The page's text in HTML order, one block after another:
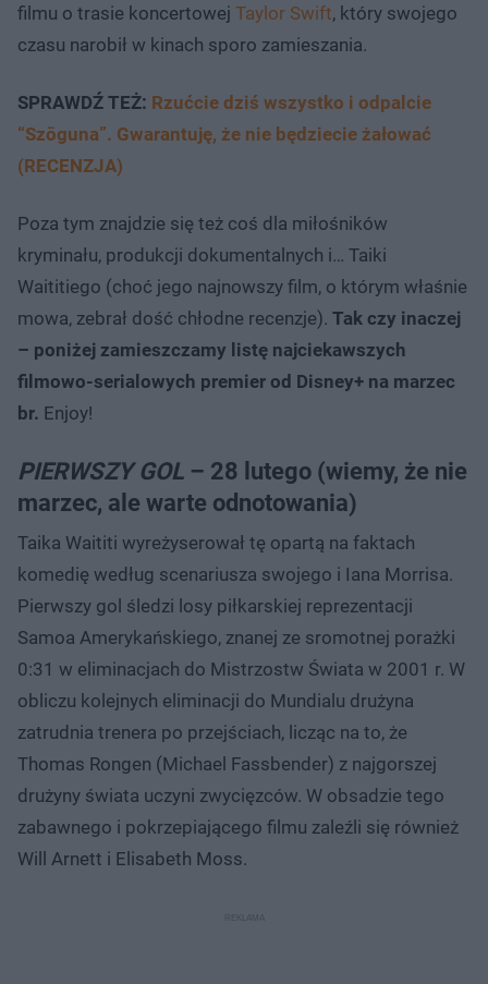
filmu o trasie koncertowej Taylor Swift, który swojego
czasu narobił w kinach sporo zamieszania.
SPRAWDŹ TEŻ: Rzućcie dziś wszystko i odpalcie
“Szōguna”. Gwarantuję, że nie będziecie żałować
(RECENZJA)
Poza tym znajdzie się też coś dla miłośników
kryminału, produkcji dokumentalnych i… Taiki
Waititiego (choć jego najnowszy film, o którym właśnie
mowa, zebrał dość chłodne recenzje). Tak czy inaczej
– poniżej zamieszczamy listę najciekawszych
filmowo-serialowych premier od Disney+ na marzec
br. Enjoy!
PIERWSZY GOL – 28 lutego (wiemy, że nie
marzec, ale warte odnotowania)
Taika Waititi wyreżyserował tę opartą na faktach
komedię według scenariusza swojego i Iana Morrisa.
Pierwszy gol śledzi losy piłkarskiej reprezentacji
Samoa Amerykańskiego, znanej ze sromotnej porażki
0:31 w eliminacjach do Mistrzostw Świata w 2001 r. W
obliczu kolejnych eliminacji do Mundialu drużyna
zatrudnia trenera po przejściach, licząc na to, że
Thomas Rongen (Michael Fassbender) z najgorszej
drużyny świata uczyni zwycięzców. W obsadzie tego
zabawnego i pokrzepiającego filmu zaleźli się również
Will Arnett i Elisabeth Moss.